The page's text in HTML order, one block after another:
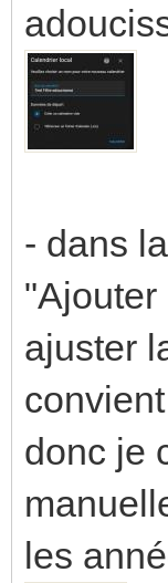
- dans
"Ajouter
ajuster
donc je
les